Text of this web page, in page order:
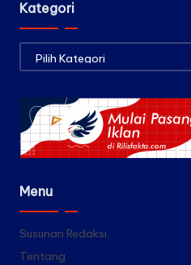
Kategori
Menu
Susunan Redaksi
Tentang